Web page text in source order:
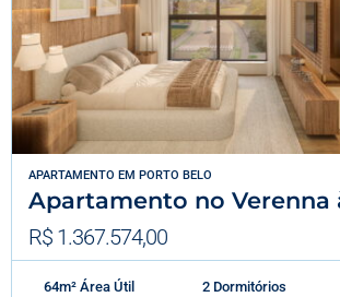
APARTAMENTO EM PORTO BELO
Apartamento no Verenna
R$ 1.367.574,00
64m² Área Útil 2 Dormitórios